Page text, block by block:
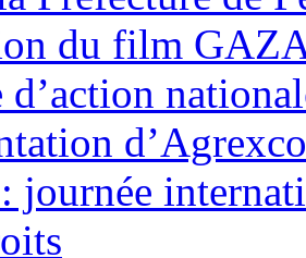
du film
d’action
d’Agrexco
journée